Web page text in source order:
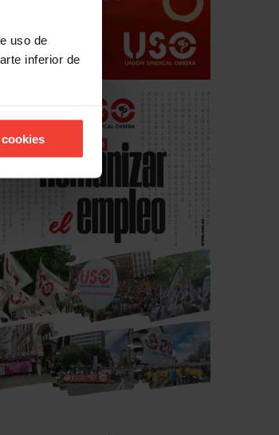
uso de
inferior de